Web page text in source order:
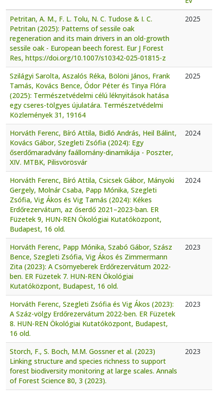
Petritan, A. M., F. L. Tolu, N. C. Tudose & I. C.
Petritan (2025): Patterns of sessile oak
regeneration and its main drivers in an old-growth
sessile oak - European beech forest. Eur J Forest
Res, https://doi.org/10.1007/s10342-025-01815-z
2025
Szilágyi Sarolta, Aszalós Réka, Bölöni János, Frank
Tamás, Kovács Bence, Ódor Péter és Tinya Flóra
(2025): Természetvédelmi célú léknyitások hatása
egy cseres-tölgyes újulatára. Természetvédelmi
Közlemények 31, 19164
2025
Horváth Ferenc, Bíró Attila, Bidló András, Heil Bálint,
Kovács Gábor, Szegleti Zsófia (2024): Egy
őserdőmaradvány faállomány-dinamikája - Poszter,
XIV. MTBK, Pilisvörösvár
2024
Horváth Ferenc, Bíró Attila, Csicsek Gábor, Mányoki
Gergely, Molnár Csaba, Papp Mónika, Szegleti
Zsófia, Vig Ákos és Vig Tamás (2024): Kékes
Erdőrezervátum, az őserdő 2021–2023-ban. ER
Füzetek 9, HUN-REN Ökológiai Kutatóközpont,
Budapest, 16 old.
2024
Horváth Ferenc, Papp Mónika, Szabó Gábor, Szász
Bence, Szegleti Zsófia, Vig Ákos és Zimmermann
Zita (2023): A Csörnyeberek Erdőrezervátum 2022-
ben. ER Füzetek 7. HUN-REN Ökológiai
Kutatóközpont, Budapest, 16 old.
2023
Horváth Ferenc, Szegleti Zsófia és Vig Ákos (2023):
A Száz-völgy Erdőrezervátum 2022-ben. ER Füzetek
8. HUN-REN Ökológiai Kutatóközpont, Budapest,
16 old.
2023
Storch, F., S. Boch, M.M. Gossner et al. (2023)
Linking structure and species richness to support
forest biodiversity monitoring at large scales. Annals
of Forest Science 80, 3 (2023).
2023